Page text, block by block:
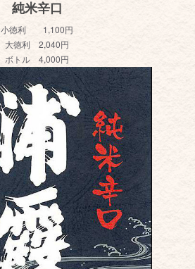
純米辛口
小徳利 1,100円
大徳利 2,040円
ボトル 4,000円